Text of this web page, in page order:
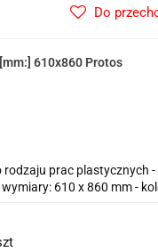
Do
610x860 Protos
prac plastycznych
610 x 860 mm -